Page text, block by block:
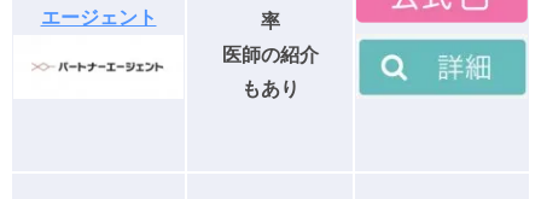
エージェント
率
医師の紹介
もあり